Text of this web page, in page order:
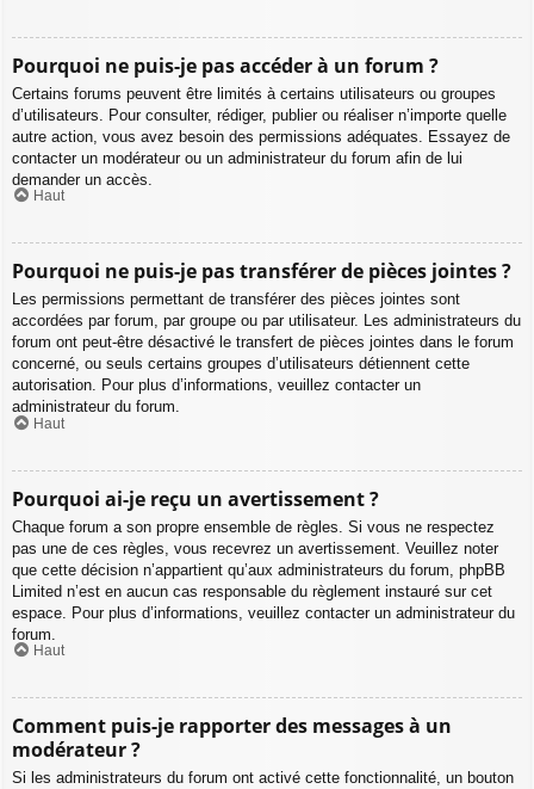
Pourquoi ne puis-je pas accéder à un forum ?
Certains forums peuvent être limités à certains utilisateurs ou groupes
d’utilisateurs. Pour consulter, rédiger, publier ou réaliser n’importe quelle
autre action, vous avez besoin des permissions adéquates. Essayez de
contacter un modérateur ou un administrateur du forum afin de lui
demander un accès.
Haut
Pourquoi ne puis-je pas transférer de pièces jointes ?
Les permissions permettant de transférer des pièces jointes sont
accordées par forum, par groupe ou par utilisateur. Les administrateurs du
forum ont peut-être désactivé le transfert de pièces jointes dans le forum
concerné, ou seuls certains groupes d’utilisateurs détiennent cette
autorisation. Pour plus d’informations, veuillez contacter un
administrateur du forum.
Haut
Pourquoi ai-je reçu un avertissement ?
Chaque forum a son propre ensemble de règles. Si vous ne respectez
pas une de ces règles, vous recevrez un avertissement. Veuillez noter
que cette décision n’appartient qu’aux administrateurs du forum, phpBB
Limited n’est en aucun cas responsable du règlement instauré sur cet
espace. Pour plus d’informations, veuillez contacter un administrateur du
forum.
Haut
Comment puis-je rapporter des messages à un
modérateur ?
Si les administrateurs du forum ont activé cette fonctionnalité, un bouton